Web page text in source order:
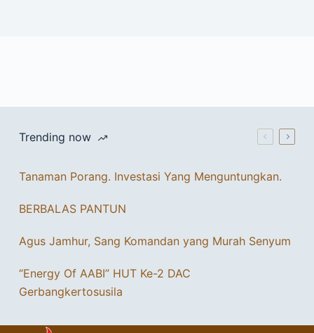
Trending now
Tanaman Porang. Investasi Yang Menguntungkan.
BERBALAS PANTUN
Agus Jamhur, Sang Komandan yang Murah Senyum
“Energy Of AABI” HUT Ke-2 DAC
Gerbangkertosusila